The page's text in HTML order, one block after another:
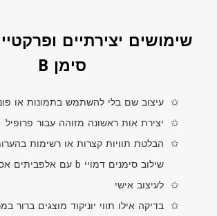
שימושים יצירתיים
סימן B
עיצוב שם בלי להשתמש בתמונות או
יצירת אות ראשונה מזוהה עבור פרופיל
הבלטת תוויות קצרות או רשימות
שילוב סימנים דמויי bעם אלפביתים
לעיצוב אישי
בדיקה אילו תווי יוניקוד מוצגים ברור